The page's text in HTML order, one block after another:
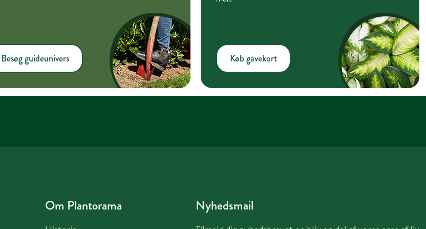
Besøg guideunivers Køb gavekort
Om Plantorama Nyhedsmail